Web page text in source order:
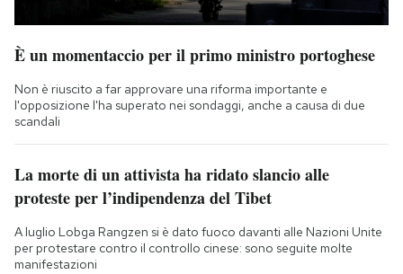
È un momentaccio per il primo ministro portoghese
Non è riuscito a far approvare una riforma importante e
l'opposizione l'ha superato nei sondaggi, anche a causa di due
scandali
La morte di un attivista ha ridato slancio alle
proteste per l’indipendenza del Tibet
A luglio Lobga Rangzen si è dato fuoco davanti alle Nazioni Unite
per protestare contro il controllo cinese: sono seguite molte
manifestazioni